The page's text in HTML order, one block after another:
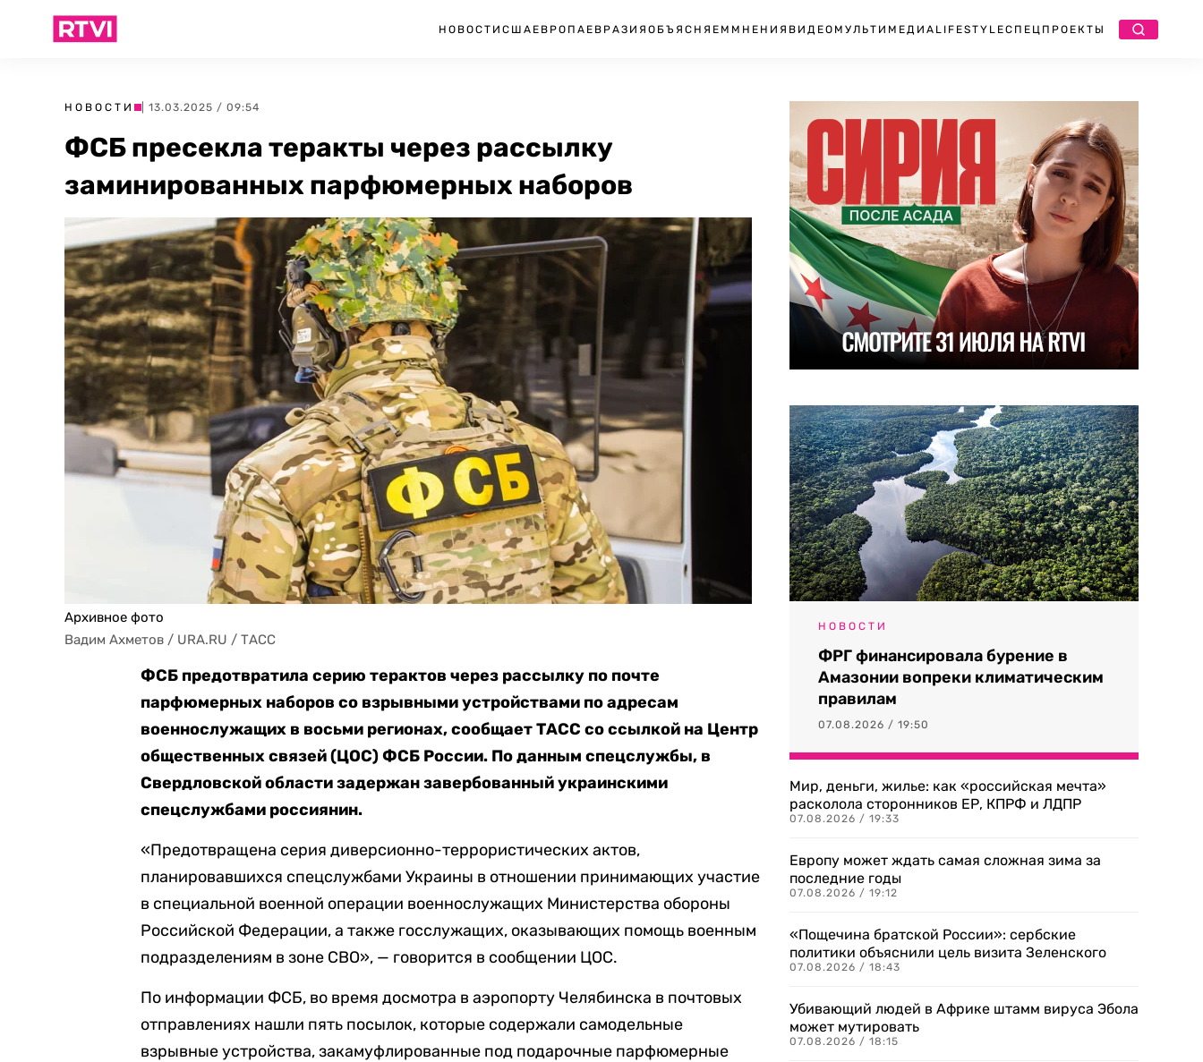
НОВОСТИ США ЕВРОПА ЕВРАЗИЯ ОБЪЯСНЯЕМ МНЕНИЯ ВИДЕО МУЛЬТИМЕДИА LIFESTYLEСПЕЦПРОЕКТЫ
НОВОСТИ | 13.03.2025 / 09:54
ФСБ пресекла теракты через рассылку
заминированных парфюмерных наборов
Архивное фото
Вадим Ахметов / URA.RU / ТАСС
ФСБ предотвратила серию терактов через рассылку по почте
парфюмерных наборов со взрывными устройствами по адресам
военнослужащих в восьми регионах, сообщает ТАСС со ссылкой на Центр
общественных связей (ЦОС) ФСБ России. По данным спецслужбы, в
Свердловской области задержан завербованный украинскими
спецслужбами россиянин.
«Предотвращена серия диверсионно-террористических актов,
планировавшихся спецслужбами Украины в отношении принимающих участие
в специальной военной операции военнослужащих Министерства обороны
Российской Федерации, а также госслужащих, оказывающих помощь военным
подразделениям в зоне СВО», — говорится в сообщении ЦОС.
По информации ФСБ, во время досмотра в аэропорту Челябинска в почтовых
отправлениях нашли пять посылок, которые содержали самодельные
взрывные устройства, закамуфлированные под подарочные парфюмерные
НОВОСТИ
ФРГ финансировала бурение в
Амазонии вопреки климатическим
правилам
07.08.2026 / 19:50
Мир, деньги, жилье: как «российская мечта»
расколола сторонников ЕР, КПРФ и ЛДПР
07.08.2026 / 19:33
Европу может ждать самая сложная зима за
последние годы
07.08.2026 / 19:12
«Пощечина братской России»: сербские
политики объяснили цель визита Зеленского
07.08.2026 / 18:43
Убивающий людей в Африке штамм вируса Эбола
может мутировать
07.08.2026 / 18:15